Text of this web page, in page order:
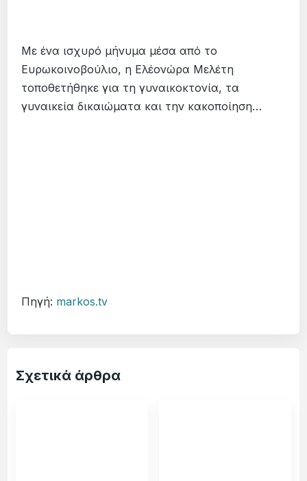
Με ένα ισχυρό μήνυμα μέσα από το
Ευρωκοινοβούλιο, η Ελέονώρα Μελέτη
τοποθετήθηκε για τη γυναικοκτονία, τα
γυναικεία δικαιώματα και την κακοποίηση…
Πηγή: markos.tv
Σχετικά άρθρα